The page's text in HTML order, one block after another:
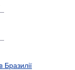
Бразилії